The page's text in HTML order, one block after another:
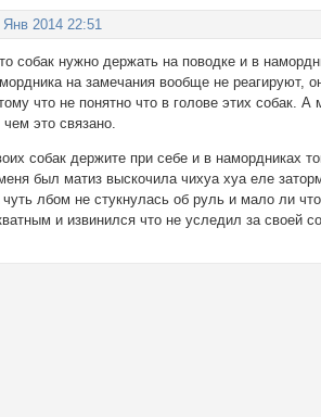
2014 22:51
собак нужно держать на поводке и в
на замечания вообще не
что не понятно что в голове этих собак.
это связано.
собак держите при себе и в намордниках
был матиз выскочила чихуа хуа еле
лбом не стукнулась об руль и мало ли
и извинился что не уследил за